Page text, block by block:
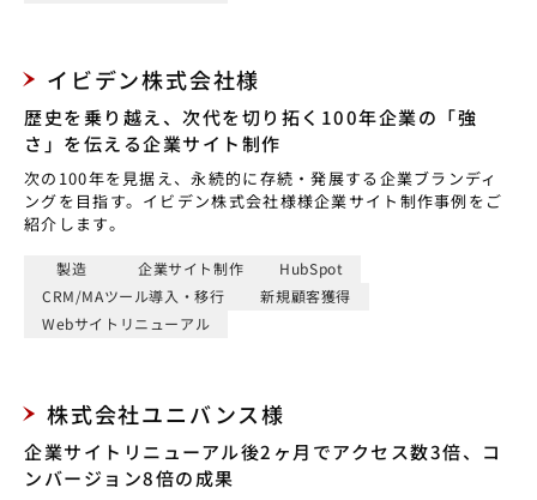
イビデン株式会社様
歴史を乗り越え、次代を切り拓く100年企業の「強
さ」を伝える企業サイト制作
次の100年を見据え、永続的に存続・発展する企業ブランディ
ングを目指す。イビデン株式会社様様企業サイト制作事例をご
紹介します。
製造 企業サイト制作
HubSpot
CRM/MAツール導入・移行
新規顧客獲得
Webサイトリニューアル
株式会社ユニバンス様
企業サイトリニューアル後2ヶ月でアクセス数3倍、コ
ンバージョン8倍の成果